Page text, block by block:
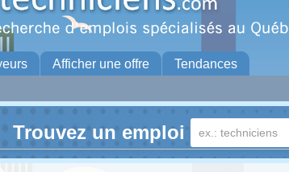
Afficher une offre Tendances
Trouvez un emploi